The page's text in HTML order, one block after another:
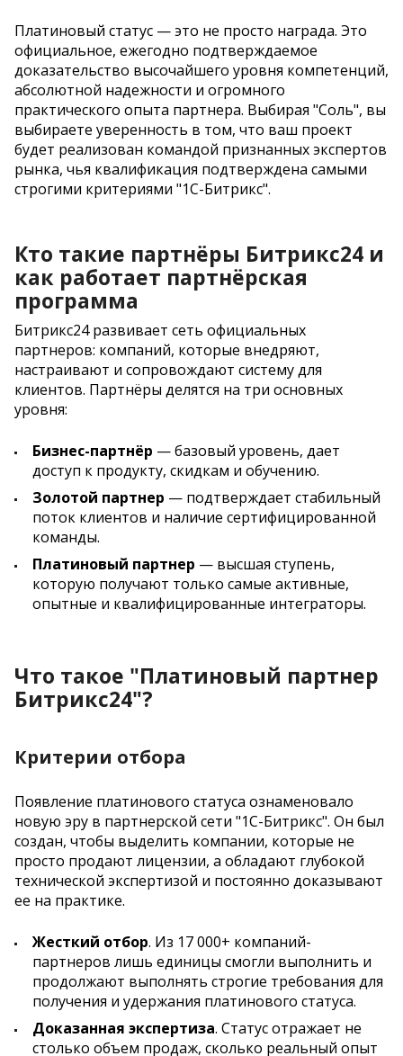
Платиновый статус — это не просто награда. Это
официальное, ежегодно подтверждаемое
доказательство высочайшего уровня компетенций,
абсолютной надежности и огромного
практического опыта партнера. Выбирая "Соль", вы
выбираете уверенность в том, что ваш проект
будет реализован командой признанных экспертов
рынка, чья квалификация подтверждена самыми
строгими критериями "1С-Битрикс".
Кто такие партнёры Битрикс24 и
как работает партнёрская
программа
Битрикс24 развивает сеть официальных
партнеров: компаний, которые внедряют,
настраивают и сопровождают систему для
клиентов. Партнёры делятся на три основных
уровня:
Бизнес-партнёр — базовый уровень, дает
доступ к продукту, скидкам и обучению.
Золотой партнер — подтверждает стабильный
поток клиентов и наличие сертифицированной
команды.
Платиновый партнер — высшая ступень,
которую получают только самые активные,
опытные и квалифицированные интеграторы.
Что такое "Платиновый партнер
Битрикс24"?
Критерии отбора
Появление платинового статуса ознаменовало
новую эру в партнерской сети "1С-Битрикс". Он был
создан, чтобы выделить компании, которые не
просто продают лицензии, а обладают глубокой
технической экспертизой и постоянно доказывают
ее на практике.
Жесткий отбор. Из 17 000+ компаний-
партнеров лишь единицы смогли выполнить и
продолжают выполнять строгие требования для
получения и удержания платинового статуса.
Доказанная экспертиза. Статус отражает не
столько объем продаж, сколько реальный опыт